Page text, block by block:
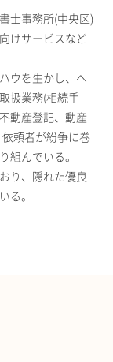
士事務所(中央区)
けサービスなど
ウを生かし、へ
扱業務(相続手
動産登記、動産
頼者が紛争に巻
組んでいる。
り、隠れた優良
る。